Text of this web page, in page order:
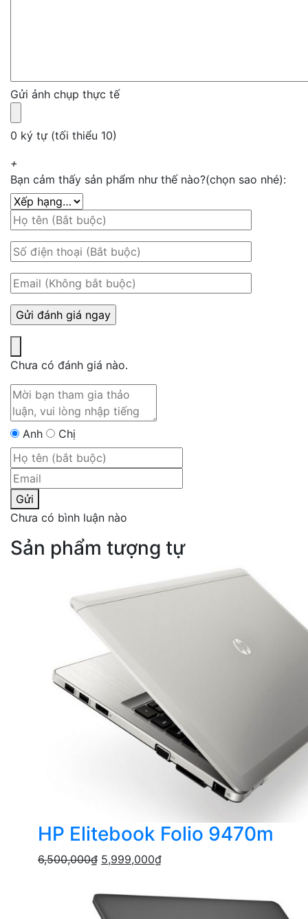
Gửi ảnh chụp thực tế
0 ký tự (tối thiểu 10)
+
Bạn cảm thấy sản phẩm như thế nào?(chọn sao nhé):
Chưa có đánh giá nào.
Anh Chị
Gửi
Chưa có bình luận nào
Sản phẩm tượng tự
HP Elitebook Folio 9470m
6,500,000₫ 5,999,000₫